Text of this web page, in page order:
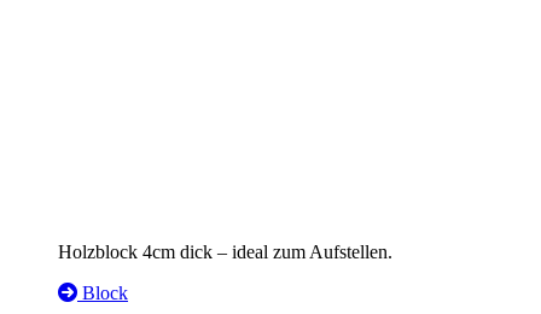
Holzblock 4cm dick – ideal zum Aufstellen.
Block